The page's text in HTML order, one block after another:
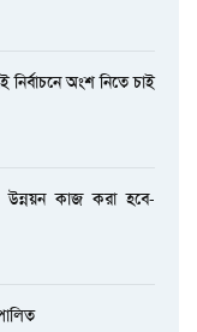
অংশ নিতে চাই
উন্নয়ন কাজ করা হবে-